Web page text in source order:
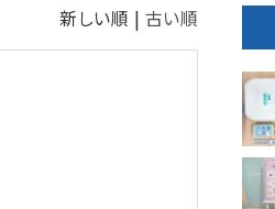
新しい順 | 古い順